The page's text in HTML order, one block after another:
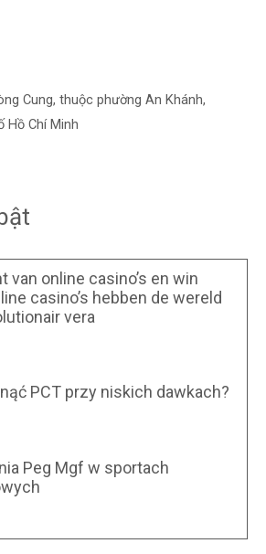
Cung, thuộc phường An Khánh,
Hồ Chí Minh
van online casino’s en win
casino’s hebben de wereld
vera
PCT przy niskich dawkach?
Peg Mgf w sportach